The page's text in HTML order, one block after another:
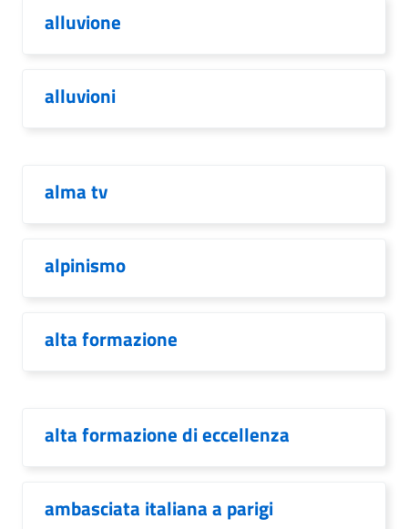
alluvione
alluvioni
alma tv
alpinismo
alta formazione
alta formazione di eccellenza
ambasciata italiana a parigi